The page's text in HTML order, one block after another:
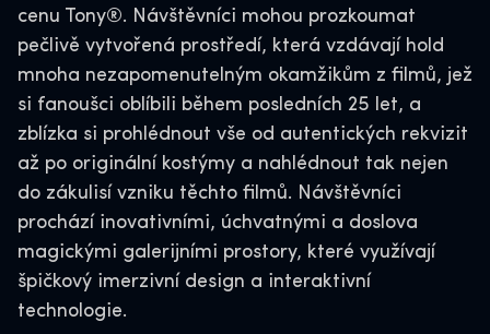
cenu Tony®. Návštěvníci mohou prozkoumat
pečlivě vytvořená prostředí, která vzdávají hold
mnoha nezapomenutelným okamžikům z filmů, jež
si fanoušci oblíbili během posledních 25 let, a
zblízka si prohlédnout vše od autentických rekvizit
až po originální kostýmy a nahlédnout tak nejen
do zákulisí vzniku těchto filmů. Návštěvníci
prochází inovativními, úchvatnými a doslova
magickými galerijními prostory, které využívají
špičkový imerzivní design a interaktivní
technologie.